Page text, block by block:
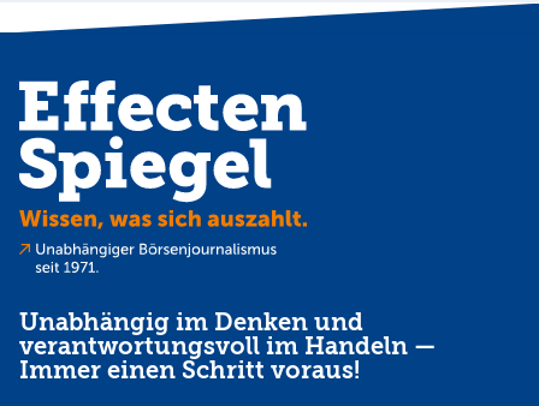
Unabhängig im Denken und
verantwortungsvoll im Handeln —
Immer einen Schritt voraus!